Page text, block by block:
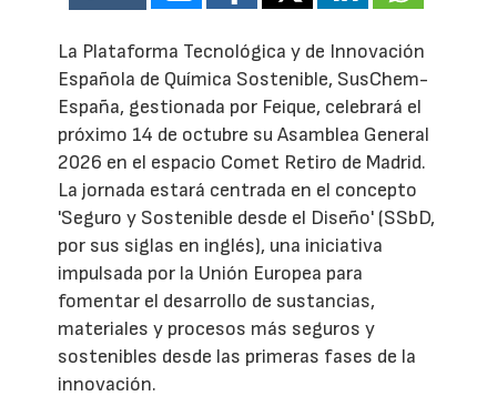
La Plataforma Tecnológica y de Innovación
Española de Química Sostenible, SusChem-
España, gestionada por Feique, celebrará el
próximo 14 de octubre su Asamblea General
2026 en el espacio Comet Retiro de Madrid.
La jornada estará centrada en el concepto
'Seguro y Sostenible desde el Diseño' (SSbD,
por sus siglas en inglés), una iniciativa
impulsada por la Unión Europea para
fomentar el desarrollo de sustancias,
materiales y procesos más seguros y
sostenibles desde las primeras fases de la
innovación.